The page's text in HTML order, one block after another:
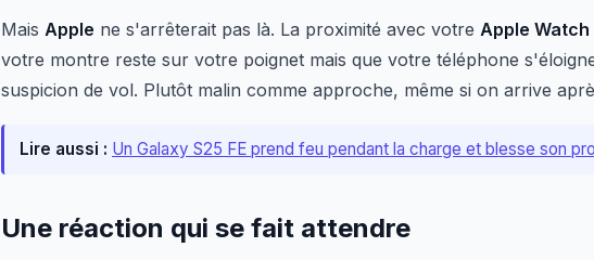
Mais Apple ne s'arrêterait pas là. La proximité avec votre Apple Watch
votre montre reste sur votre poignet mais que votre téléphone
suspicion de vol. Plutôt malin comme approche, même si on arrive
Lire aussi : Un Galaxy S25 FE prend feu pendant la charge et blesse son
Une réaction qui se fait attendre